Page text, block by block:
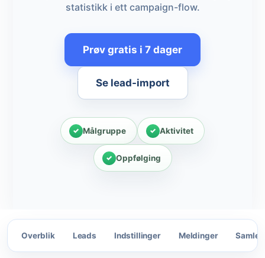
statistikk i ett campaign-flow.
Prøv gratis i 7 dager
Se lead-import
Målgruppe Aktivitet
Oppfølging
Overblik Leads Indstillinger Meldinger Samlet